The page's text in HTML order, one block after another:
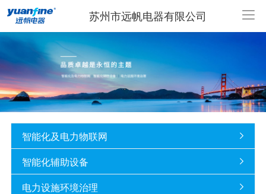
苏州市远帆电器有限公司
智能化及电力物联网 
智能化辅助设备 
电力设施环境治理 